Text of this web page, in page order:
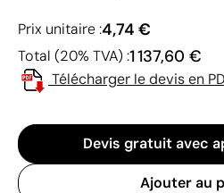
Prix unitaire :4,74 €
Total (20% TVA) :1 137,60 €
Télécharger le devis en
Devis gratuit avec
Ajouter au